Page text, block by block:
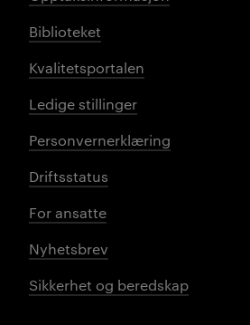
Biblioteket
Kvalitetsportalen
Ledige stillinger
Personvernerklæring
Driftsstatus
For ansatte
Nyhetsbrev
Sikkerhet og beredskap